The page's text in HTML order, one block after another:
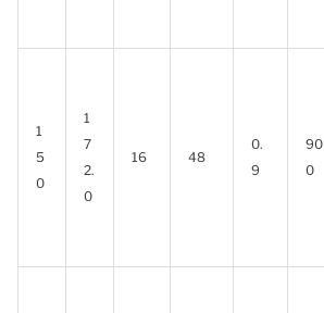
1
5
0
1
7
2.
0
16 48
0.
9
90
0